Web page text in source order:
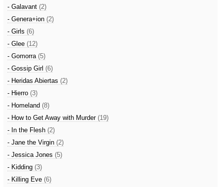
- Galavant (2)
- Genera+ion (2)
- Girls (6)
- Glee (12)
- Gomorra (5)
- Gossip Girl (6)
- Heridas Abiertas (2)
- Hierro (3)
- Homeland (8)
- How to Get Away with Murder (19)
- In the Flesh (2)
- Jane the Virgin (2)
- Jessica Jones (5)
- Kidding (3)
- Killing Eve (6)